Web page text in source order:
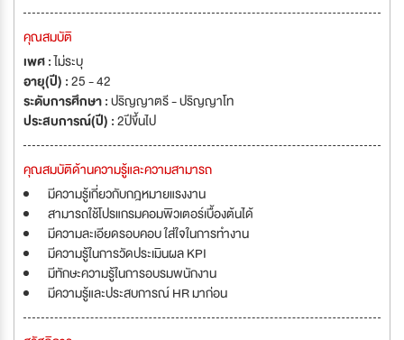
คุณสมบัติ
เพศ :ไม่ระบุ
อายุ(ปี) :25 - 42
ระดับการศึกษา :ปริญญาตรี - ปริญญาโท
ประสบการณ์(ปี) :2ปีขึ้นไป
คุณสมบัติด้านความรู้และความสามารถ
มีความรู้เกี่ยวกับกฎหมายแรงงาน
สามารถใช้โปรแกรมคอมพิวเตอร์เบื้องต้นได้
มีความละเอียดรอบคอบ ใส่ใจในการทำงาน
มีความรู้ในการวัดประเมินผล KPI
มีทักษะความรู้ในการอบรมพนักงาน
มีความรู้และประสบการณ์ HR มาก่อน